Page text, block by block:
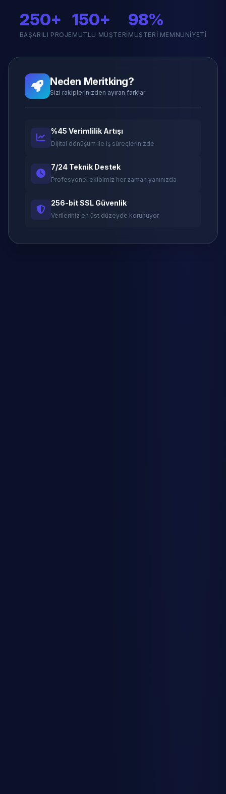
250+
BAŞARILI PROJE
150+
MUTLU MÜŞTERI
98%
MÜŞTERI MEMNUNIYETI
Neden Meritking?
Sizi rakiplerinizden ayıran farklar
%45 Verimlilik Artışı
Dijital dönüşüm ile iş süreçlerinizde
7/24 Teknik Destek
Profesyonel ekibimiz her zaman yanınızda
256-bit SSL Güvenlik
Verileriniz en üst düzeyde korunuyor